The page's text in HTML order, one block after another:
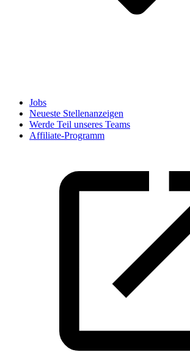
Jobs
Neueste Stellenanzeigen
Werde Teil unseres Teams
Affiliate-Programm